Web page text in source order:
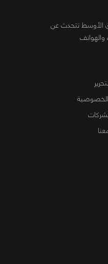
الأوسط تتحدث عن
والهواتف
الخصوصية